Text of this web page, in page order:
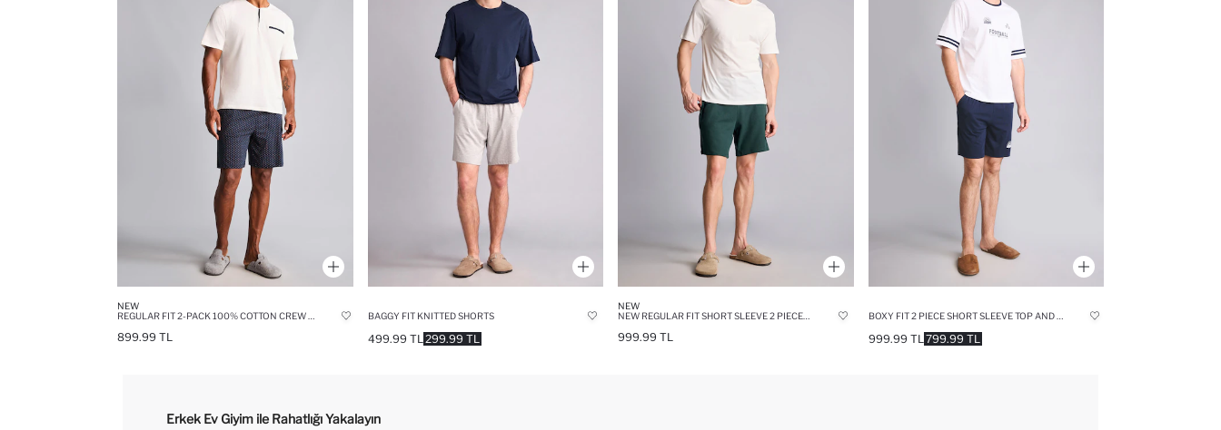
NEW
899.99 TL
BAGGY FIT KNITTED SHORTS
299.99 TL
499.99 TL
NEW
999.99 TL 799.99 TL
999.99 TL
Erkek Ev Giyim ile Rahatlığı Yakalayın